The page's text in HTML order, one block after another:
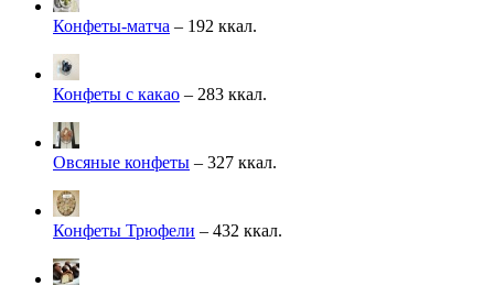
Конфеты-матча – 192 ккал.
Конфеты с какао – 283 ккал.
Овсяные конфеты – 327 ккал.
Конфеты Трюфели – 432 ккал.